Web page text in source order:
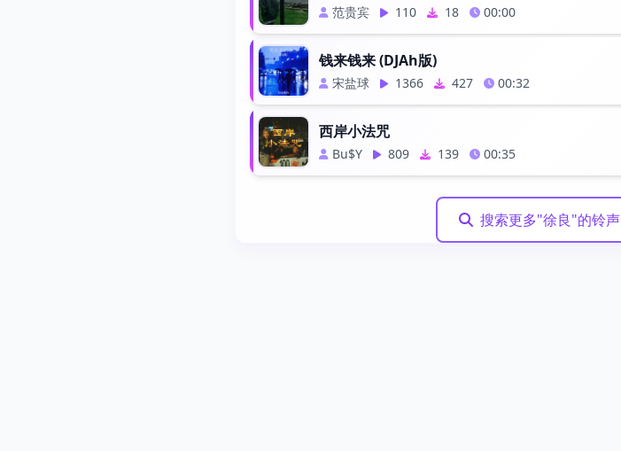
范贵宾 110 18 00:00
钱来钱来 (DJAh版)
宋盐球 1366 427 00:32
西岸小法咒
Bu$Y 809 139 00:35
搜索更多"徐良"的铃声